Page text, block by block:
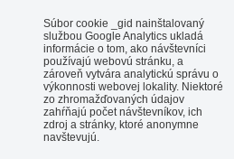
Súbor cookie _gid nainštalovaný
službou Google Analytics ukladá
informácie o tom, ako návštevníci
používajú webovú stránku, a
zároveň vytvára analytickú správu o
výkonnosti webovej lokality. Niektoré
zo zhromažďovaných údajov
zahŕňajú počet návštevníkov, ich
zdroj a stránky, ktoré anonymne
navštevujú.